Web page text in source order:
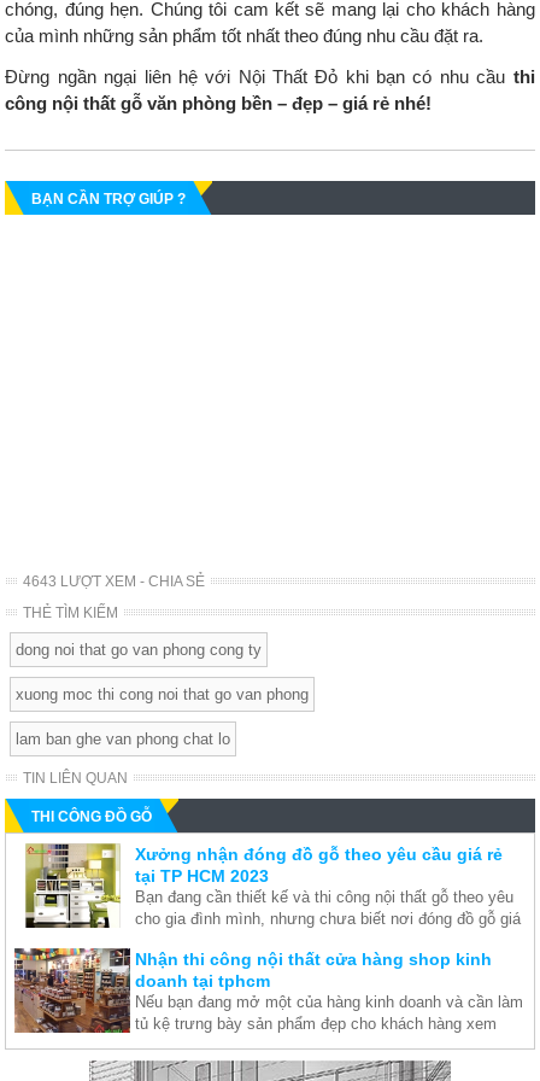
chóng, đúng hẹn. Chúng tôi cam kết sẽ mang lại cho khách hàng
của mình những sản phẩm tốt nhất theo đúng nhu cầu đặt ra.
Đừng ngần ngại liên hệ với Nội Thất Đỏ khi bạn có nhu cầu thi
công nội thất gỗ văn phòng bền – đẹp – giá rẻ nhé!
BẠN CẦN TRỢ GIÚP ?
4643 LƯỢT XEM - CHIA SẺ
THẺ TÌM KIẾM
dong noi that go van phong cong ty
xuong moc thi cong noi that go van phong
lam ban ghe van phong chat lo
TIN LIÊN QUAN
THI CÔNG ĐỒ GỖ
Xưởng nhận đóng đồ gỗ theo yêu cầu giá rẻ
tại TP HCM 2023
Bạn đang cần thiết kế và thi công nội thất gỗ theo yêu
cho gia đình mình, nhưng chưa biết nơi đóng đồ gỗ giá
chuyên thiết kế nội thất văn phòng nội thất chung cư
đẹp và giá rẻ nhất, nhận thiết kế và đóng nội thất gỗ
theo yêu cầu của bạn.
Nhận thi công nội thất cửa hàng shop kinh
doanh tại tphcm
Nếu bạn đang mở một của hàng kinh doanh và cần làm
tủ kệ trưng bày sản phẩm đẹp cho khách hàng xem
thuận lợi hơn thì liên hệ ngay cho Nội Thất Đỏ để được
tư vấn thiết kế nội thất cửa hàng cho bạn nhé.
Thi công nội thất nhà ở trọn gói theo yêu cầu